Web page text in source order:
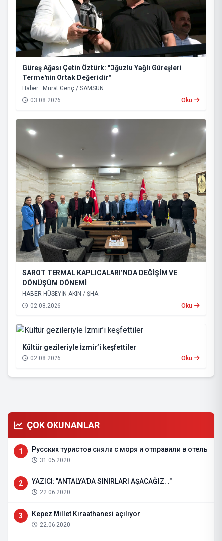
Güreş Ağası Çetin Öztürk: "Oğuzlu Yağlı Güreşleri
Terme'nin Ortak Değeridir"
Haber : Murat Genç / SAMSUN
03.08.2026
Oku
SAROT TERMAL KAPLICALARI’NDA DEĞİŞİM VE
DÖNÜŞÜM DÖNEMİ
HABER HÜSEYİN AKIN / ŞHA
02.08.2026
Oku
Kültür gezileriyle İzmir’i keşfettiler
02.08.2026 Oku
ÇOK OKUNANLAR
1 Русских туристов сняли с моря и отправили в отель
31.05.2020
2 YAZICI: "ANTALYA'DA SINIRLARI AŞACAĞIZ..."
22.06.2020
3 Kepez Millet Kıraathanesi açılıyor
22.06.2020